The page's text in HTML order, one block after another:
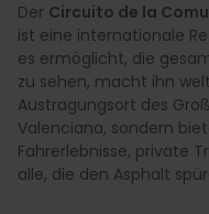
Der Circuito de la
ist eine internationale
es ermöglicht, die
zu sehen, macht ihn
Austragungsort des
Valenciana, sondern
Fahrerlebnisse, private
alle, die den Asphalt